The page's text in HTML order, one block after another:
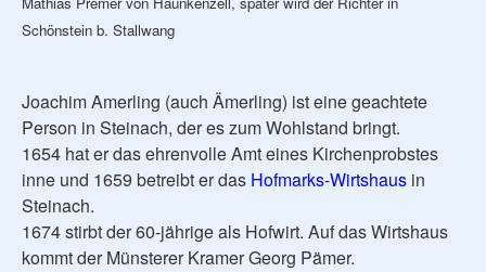
Schönstein b. Stallwang
Joachim Amerling (auch Ämerling) ist eine geachtete
Person in Steinach, der es zum Wohlstand bringt.
1654 hat er das ehrenvolle Amt eines Kirchenprobstes
inne und 1659 betreibt er das Hofmarks-Wirtshaus in
Steinach.
1674 stirbt der 60-jährige als Hofwirt. Auf das Wirtshaus
kommt der Münsterer Kramer Georg Pämer.